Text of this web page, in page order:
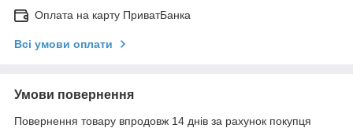
Оплата на карту ПриватБанка
Всі умови оплати
Умови повернення
Повернення товару впродовж 14 днів за рахунок покупця